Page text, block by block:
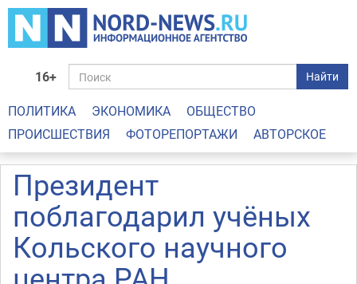
16+ Найти
ПОЛИТИКА ЭКОНОМИКА
ОБЩЕСТВО
ПРОИСШЕСТВИЯ
ФОТОРЕПОРТАЖИ АВТОРСКОЕ
Президент
поблагодарил учёных
Кольского научного